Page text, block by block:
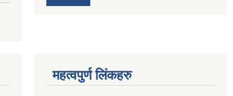
महत्वपुर्ण लिंकहरु